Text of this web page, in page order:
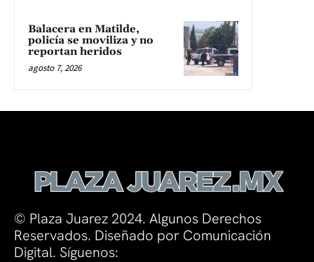
Balacera en Matilde,
policía se moviliza y no
reportan heridos
agosto 7, 2026
© Plaza Juarez 2024. Algunos Derechos
Reservados. Diseñado por Comunicación
Digital. Síguenos: